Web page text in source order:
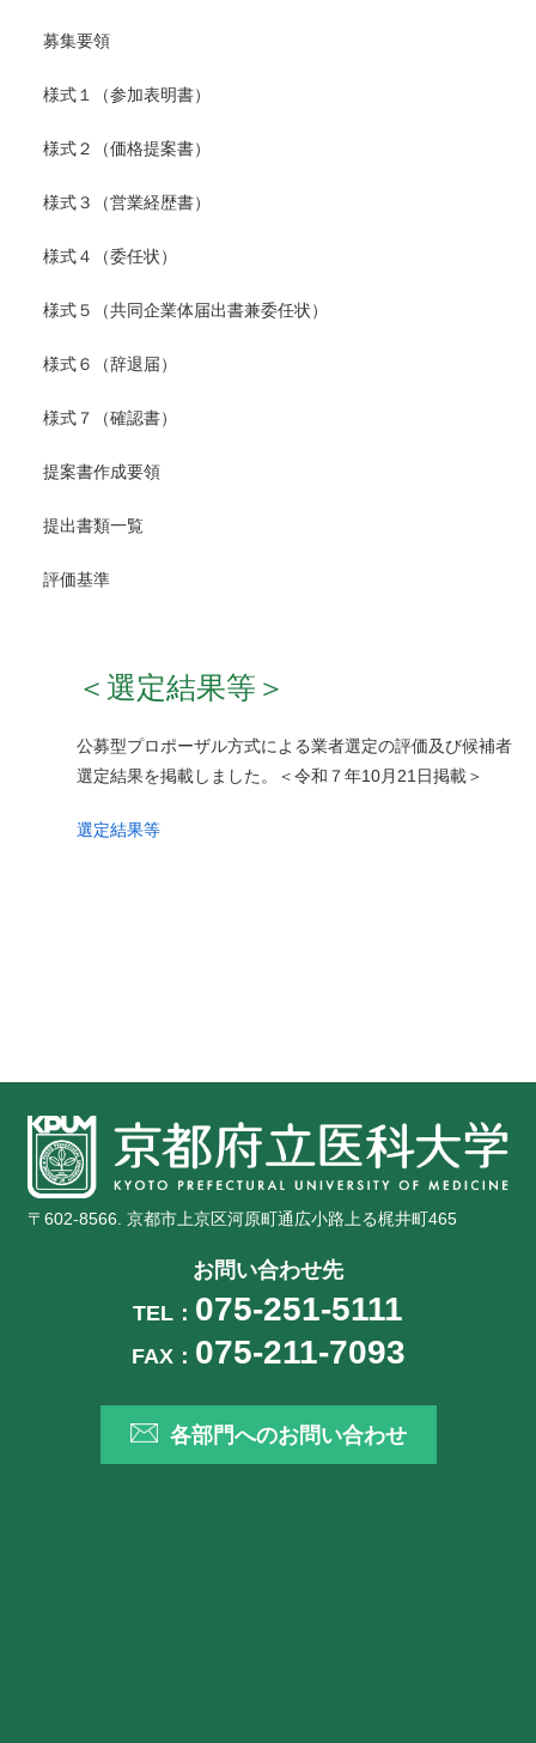
募集要領
様式１（参加表明書）
様式２（価格提案書）
様式３（営業経歴書）
様式４（委任状）
様式５（共同企業体届出書兼委任状）
様式６（辞退届）
様式７（確認書）
提案書作成要領
提出書類一覧
評価基準
＜選定結果等＞
公募型プロポーザル方式による業者選定の評価及び候補者
選定結果を掲載しました。＜令和７年10月21日掲載＞
選定結果等
〒602-8566. 京都市上京区河原町通広小路上る梶井町465
お問い合わせ先
TEL： 075-251-5111
FAX： 075-211-7093
各部門へのお問い合わせ